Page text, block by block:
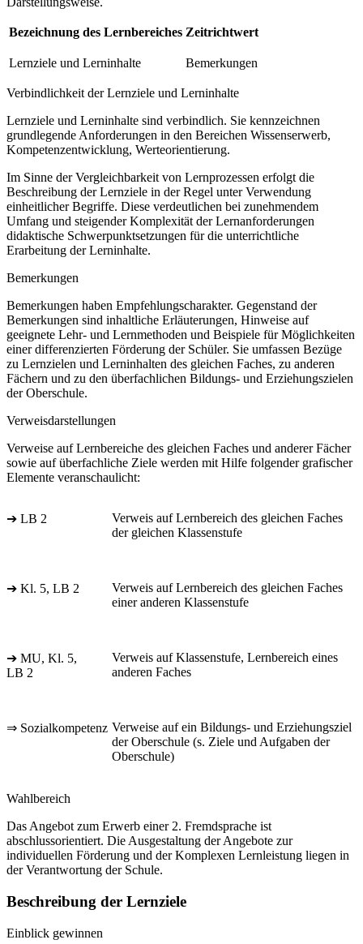
Bezeichnung des Lernbereiches Zeitrichtwert
Lernziele und Lerninhalte Bemerkungen
Verbindlichkeit der Lernziele und Lerninhalte
Lernziele und Lerninhalte sind verbindlich. Sie kennzeichnen
grundlegende Anforderungen in den Bereichen Wissenserwerb,
Kompetenzentwicklung, Werteorientierung.
Im Sinne der Vergleichbarkeit von Lernprozessen erfolgt die
Beschreibung der Lernziele in der Regel unter Verwendung
einheitlicher Begriffe. Diese verdeutlichen bei zunehmendem
Umfang und steigender Komplexität der Lernanforderungen
didaktische Schwerpunktsetzungen für die unterrichtliche
Erarbeitung der Lerninhalte.
Bemerkungen
Bemerkungen haben Empfehlungscharakter. Gegenstand der
Bemerkungen sind inhaltliche Erläuterungen, Hinweise auf
geeignete Lehr- und Lernmethoden und Beispiele für Möglichkeiten
einer differenzierten Förderung der Schüler. Sie umfassen Bezüge
zu Lernzielen und Lerninhalten des gleichen Faches, zu anderen
Fächern und zu den überfachlichen Bildungs- und Erziehungszielen
der Oberschule.
Verweisdarstellungen
Verweise auf Lernbereiche des gleichen Faches und anderer Fächer
sowie auf überfachliche Ziele werden mit Hilfe folgender grafischer
Elemente veranschaulicht:
➔ LB 2
Verweis auf Lernbereich des gleichen Faches
der gleichen Klassenstufe
➔ Kl. 5, LB 2
Verweis auf Lernbereich des gleichen Faches
einer anderen Klassenstufe
➔ MU, Kl. 5,
LB 2
Verweis auf Klassenstufe, Lernbereich eines
anderen Faches
⇒ Sozialkompetenz Verweise auf ein Bildungs- und Erziehungsziel
der Oberschule (s. Ziele und Aufgaben der
Oberschule)
Wahlbereich
Das Angebot zum Erwerb einer 2. Fremdsprache ist
abschlussorientiert. Die Ausgestaltung der Angebote zur
individuellen Förderung und der Komplexen Lernleistung liegen in
der Verantwortung der Schule.
Beschreibung der Lernziele
Einblick gewinnen